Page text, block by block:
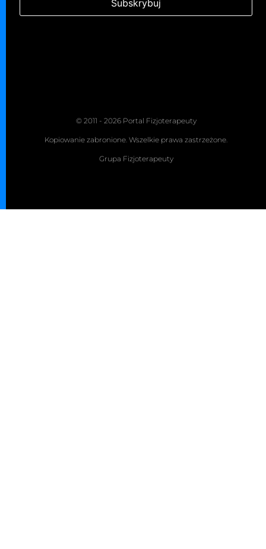
© 2011 - 2026 Portal Fizjoterapeuty
Kopiowanie zabronione. Wszelkie prawa zastrzeżone.
Grupa Fizjoterapeuty